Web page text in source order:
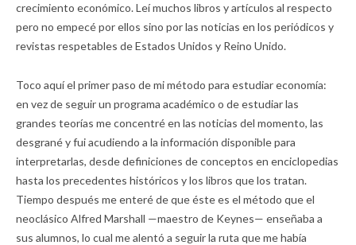
crecimiento económico. Leí muchos libros y artículos al respecto
pero no empecé por ellos sino por las noticias en los periódicos y
revistas respetables de Estados Unidos y Reino Unido.
Toco aquí el primer paso de mi método para estudiar economía:
en vez de seguir un programa académico o de estudiar las
grandes teorías me concentré en las noticias del momento, las
desgrané y fui acudiendo a la información disponible para
interpretarlas, desde definiciones de conceptos en enciclopedias
hasta los precedentes históricos y los libros que los tratan.
Tiempo después me enteré de que éste es el método que el
neoclásico Alfred Marshall —maestro de Keynes— enseñaba a
sus alumnos, lo cual me alentó a seguir la ruta que me había